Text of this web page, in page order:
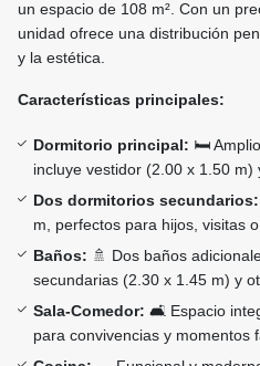
un espacio de 108 m². Con un
unidad ofrece una distribución
y la estética.
Características principales:
Dormitorio principal: 🛏️
incluye vestidor (2.00 x 1.50 m)
Dos dormitorios secundarios:
m, perfectos para hijos, visitas
Baños: 🚿 Dos baños
secundarias (2.30 x 1.45 m) y
Sala-Comedor: 🛋️ Espacio
para convivencias y momentos